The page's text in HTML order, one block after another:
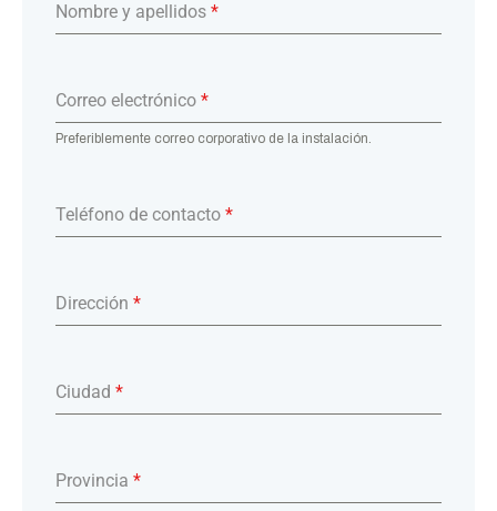
Nombre y apellidos *
Correo electrónico *
Preferiblemente correo corporativo de la instalación.
Teléfono de contacto *
Dirección *
Ciudad *
Provincia *